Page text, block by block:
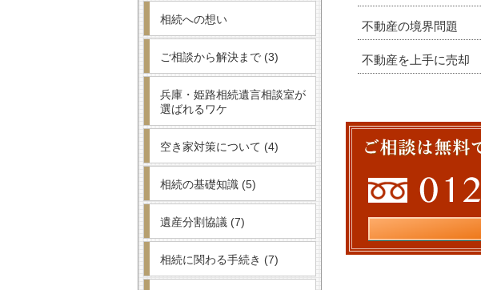
不動産の境界問題
不動産を上手に売却
相続への想い
ご相談から解決まで (3)
兵庫・姫路相続遺言相談室が
選ばれるワケ
空き家対策について (4)
相続の基礎知識 (5)
遺産分割協議 (7)
相続に関わる手続き (7)